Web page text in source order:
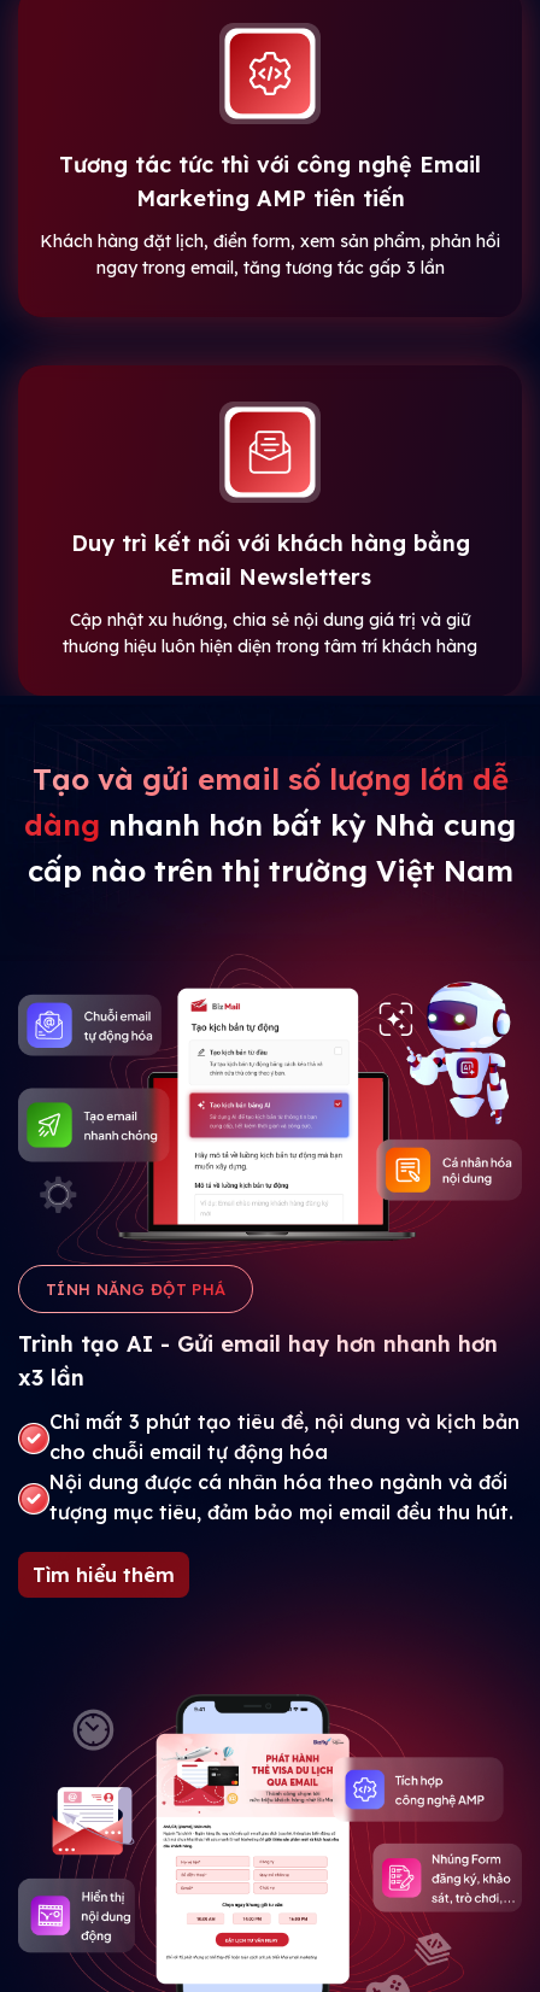
Tương tác tức thì với công nghệ Email
Marketing AMP tiên tiến
Khách hàng đặt lịch, điền form, xem sản phẩm, phản hồi
ngay trong email, tăng tương tác gấp 3 lần
Duy trì kết nối với khách hàng bằng
Email Newsletters
Cập nhật xu hướng, chia sẻ nội dung giá trị và giữ
thương hiệu luôn hiện diện trong tâm trí khách hàng
Tạo và gửi email số lượng lớn dễ
dàng nhanh hơn bất kỳ Nhà cung
cấp nào trên thị trường Việt Nam
TÍNH NĂNG ĐỘT PHÁ
Trình tạo AI - Gửi email hay hơn nhanh hơn
x3 lần
Chỉ mất 3 phút tạo tiêu đề, nội dung và kịch bản
cho chuỗi email tự động hóa
Nội dung được cá nhân hóa theo ngành và đối
tượng mục tiêu, đảm bảo mọi email đều thu hút.
Tìm hiểu thêm